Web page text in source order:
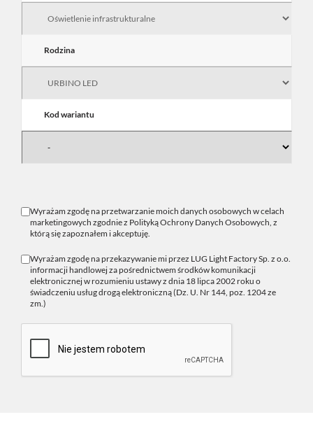
Rodzina
Kod wariantu
Wyrażam zgodę na przetwarzanie moich danych osobowych w celach
marketingowych zgodnie z Polityką Ochrony Danych Osobowych, z
którą się zapoznałem i akceptuję.
Wyrażam zgodę na przekazywanie mi przez LUG Light Factory Sp. z o.o.
informacji handlowej za pośrednictwem środków komunikacji
elektronicznej w rozumieniu ustawy z dnia 18 lipca 2002 roku o
świadczeniu usług drogą elektroniczną (Dz. U. Nr 144, poz. 1204 ze
zm.)